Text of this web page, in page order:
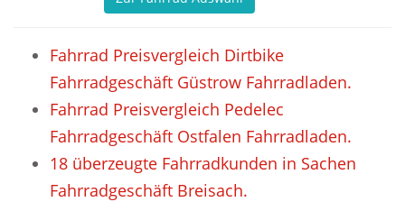
Fahrrad Preisvergleich Dirtbike
Fahrradgeschäft Güstrow Fahrradladen.
Fahrrad Preisvergleich Pedelec
Fahrradgeschäft Ostfalen Fahrradladen.
18 überzeugte Fahrradkunden in Sachen
Fahrradgeschäft Breisach.